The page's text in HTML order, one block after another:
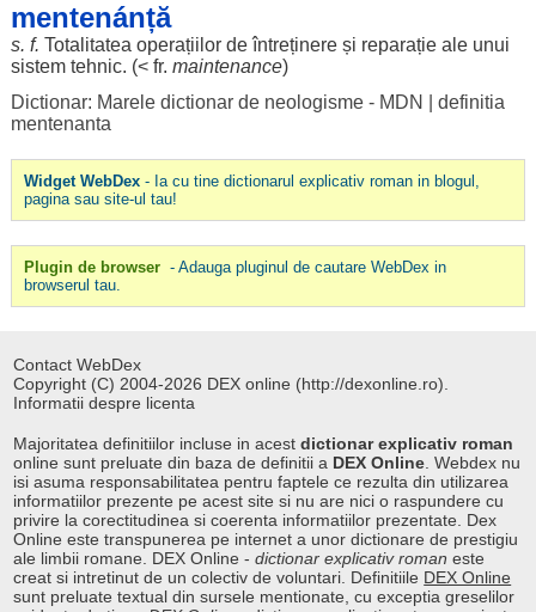
mentenánță
s. f. Totalitatea operațiilordeîntreținereși reparație aleunui
sistem tehnic. (< fr. maintenance)
Dictionar: Marele dictionar de neologisme - MDN
definitia
mentenanta
Widget WebDex- Ia cu tine dictionarul explicativ roman in blogul,
pagina sau site-ul tau!
Plugin de browser - Adauga pluginul de cautare WebDex in
browserul tau.
Contact WebDex
Copyright (C) 2004-2026 DEX online (http://dexonline.ro).
Informatii despre licenta
Majoritatea definitiilor incluse in acestdictionar explicativ roman
online sunt preluate din baza de definitii a DEX Online . Webdex nu
isi asuma responsabilitatea pentru faptele ce rezulta din utilizarea
informatiilor prezente pe acest site si nu are nici o raspundere cu
privire la corectitudinea si coerenta informatiilor prezentate. Dex
Online este transpunerea pe internet a unor dictionare de prestigiu
ale limbii romane. DEX Online -dictionar explicativ roman este
creat si intretinut de un colectiv de voluntari. Definitiile DEX Online
sunt preluate textual din sursele mentionate, cu exceptia greselilor